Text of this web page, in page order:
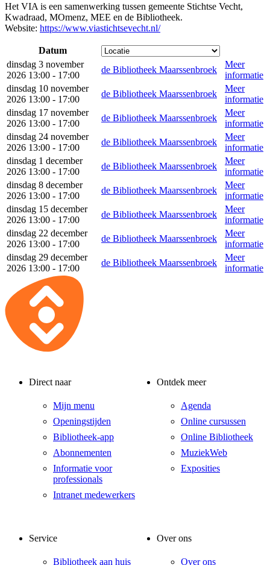
Het VIA is een samenwerking tussen gemeente Stichtse Vecht,
Kwadraad, MOmenz, MEE en de Bibliotheek.
Website: https://www.viastichtsevecht.nl/
Datum
dinsdag 3 november
2026 13:00 - 17:00
de Bibliotheek Maarssenbroek
Meer
informatie
dinsdag 10 november
2026 13:00 - 17:00
de Bibliotheek Maarssenbroek
Meer
informatie
dinsdag 17 november
2026 13:00 - 17:00
de Bibliotheek Maarssenbroek
Meer
informatie
dinsdag 24 november
2026 13:00 - 17:00
de Bibliotheek Maarssenbroek
Meer
informatie
dinsdag 1 december
2026 13:00 - 17:00
de Bibliotheek Maarssenbroek
Meer
informatie
dinsdag 8 december
2026 13:00 - 17:00
de Bibliotheek Maarssenbroek
Meer
informatie
dinsdag 15 december
2026 13:00 - 17:00
de Bibliotheek Maarssenbroek
Meer
informatie
dinsdag 22 december
2026 13:00 - 17:00
de Bibliotheek Maarssenbroek
Meer
informatie
dinsdag 29 december
2026 13:00 - 17:00
de Bibliotheek Maarssenbroek
Meer
informatie
Direct naar
Mijn menu
Openingstijden
Bibliotheek-app
Abonnementen
Informatie voor
professionals
Intranet medewerkers
Ontdek meer
Agenda
Online cursussen
Online Bibliotheek
MuziekWeb
Exposities
Service
Bibliotheek aan huis
Over ons
Over ons